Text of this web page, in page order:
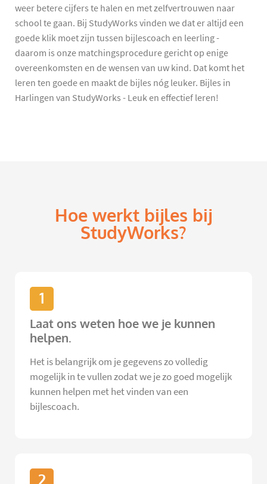
weer betere cijfers te halen en met zelfvertrouwen naar
school te gaan. Bij StudyWorks vinden we dat er altijd een
goede klik moet zijn tussen bijlescoach en leerling -
daarom is onze matchingsprocedure gericht op enige
overeenkomsten en de wensen van uw kind. Dat komt het
leren ten goede en maakt de bijles nóg leuker. Bijles in
Harlingen van StudyWorks - Leuk en effectief leren!
Hoe werkt bijles bij
StudyWorks?
1
Laat ons weten hoe we je kunnen
helpen.
Het is belangrijk om je gegevens zo volledig
mogelijk in te vullen zodat we je zo goed mogelijk
kunnen helpen met het vinden van een
bijlescoach.